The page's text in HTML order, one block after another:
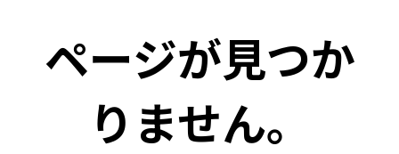
ページが見つか
りません。